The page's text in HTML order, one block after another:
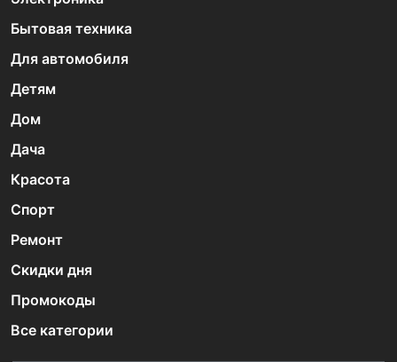
Бытовая техника
Для автомобиля
Детям
Дом
Дача
Красота
Спорт
Ремонт
Скидки дня
Промокоды
Все категории